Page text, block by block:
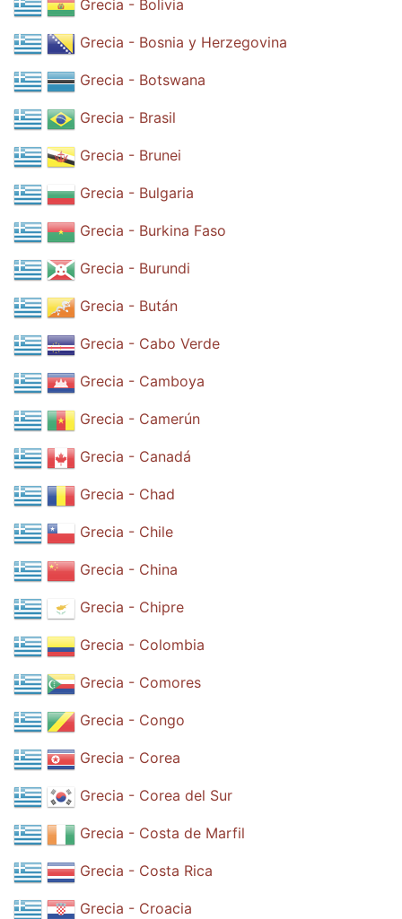
Grecia - Bolivia
Grecia - Bosnia y Herzegovina
Grecia - Botswana
Grecia - Brasil
Grecia - Brunei
Grecia - Bulgaria
Grecia - Burkina Faso
Grecia - Burundi
Grecia - Bután
Grecia - Cabo Verde
Grecia - Camboya
Grecia - Camerún
Grecia - Canadá
Grecia - Chad
Grecia - Chile
Grecia - China
Grecia - Chipre
Grecia - Colombia
Grecia - Comores
Grecia - Congo
Grecia - Corea
Grecia - Corea del Sur
Grecia - Costa de Marfil
Grecia - Costa Rica
Grecia - Croacia